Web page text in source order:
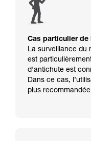
Cas particulier de
La surveillance du
est
d'antichute est
Dans ce cas,
plus